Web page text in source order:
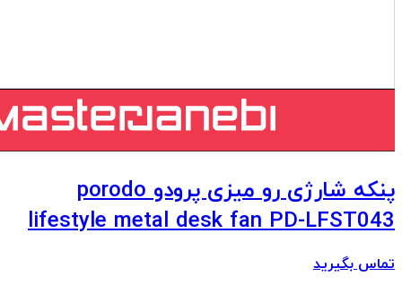
پنکه شارژی رو میزی پرودو porodo
lifestyle metal desk fan PD-LFST043
تماس بگیرید